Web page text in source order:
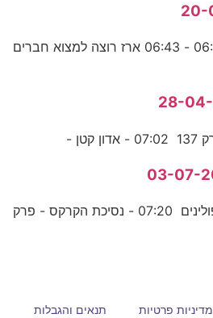
הנחלה - אחד מהחבר'ה 06:19 - 06:43 ארז רוצה למצוא חברים
06:30 - עץ או פלי. המטרופולינים 07:20 - נסיכת הקרקס - פרק
מדיניות פרטיות תנאים והגבלות